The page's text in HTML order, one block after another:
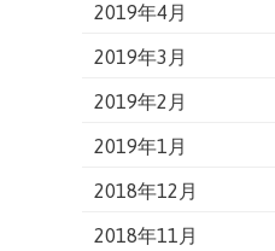
2019年4月
2019年3月
2019年2月
2019年1月
2018年12月
2018年11月